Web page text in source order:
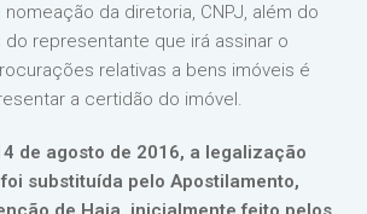
da diretoria, CNPJ, além do
do representante que irá assinar o
relativas a bens imóveis é
a certidão do imóvel.
de agosto de 2016, a legalização
substituída pelo Apostilamento,